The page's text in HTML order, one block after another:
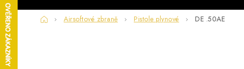
DomůAirsoftové zbraně Pistole plynové DE .50AE